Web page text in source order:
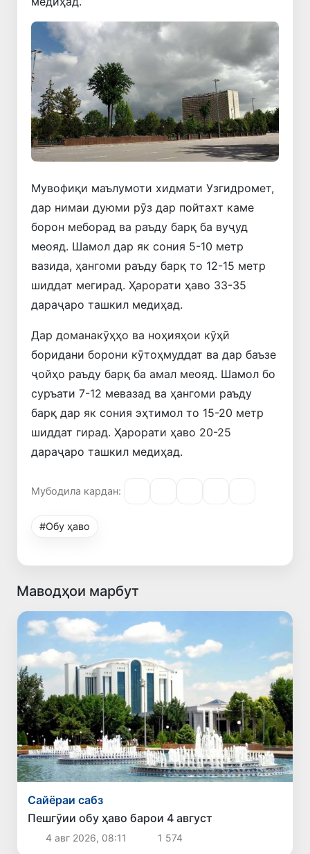
Мувофиқи маълумоти хидмати Узгидромет,
дар нимаи дуюми рӯз дар пойтахт каме
борон меборад ва раъду барқ ​​ба вуҷуд
меояд. Шамол дар як сония 5-10 метр
вазида, ҳангоми раъду барқ ​​то 12-15 метр
шиддат мегирад. Ҳарорати ҳаво 33-35
дараҷаро ташкил медиҳад.
Дар доманакӯҳҳо ва ноҳияҳои кӯҳӣ
боридани борони кӯтоҳмуддат ва дар баъзе
ҷойҳо раъду барқ ​​ба амал меояд. Шамол бо
суръати 7-12 мевазад ва ҳангоми раъду
барқ ​​дар як сония эҳтимол то 15-20 метр
шиддат гирад. Ҳарорати ҳаво 20-25
дараҷаро ташкил медиҳад.
Мубодила кардан:
#Обу ҳаво
Маводҳои марбут
Сайёраи сабз
Пешгӯии обу ҳаво барои 4 август
4 авг 2026, 08:11 1 574